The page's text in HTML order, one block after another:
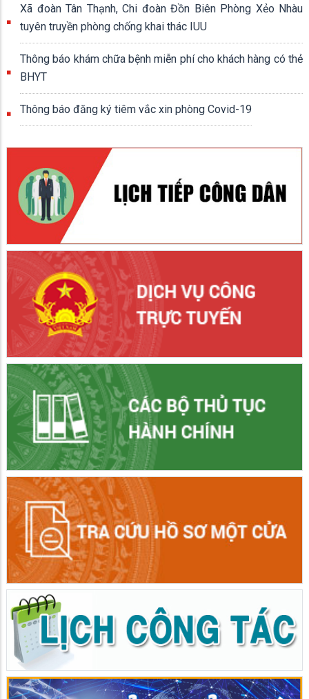
Xã đoàn Tân Thạnh, Chi đoàn Đồn Biên Phòng Xẻo Nhàu
tuyên truyền phòng chống khai thác IUU
Thông báo khám chữa bệnh miễn phí cho khách hàng có thẻ
BHYT
Thông báo đăng ký tiêm vắc xin phòng Covid-19